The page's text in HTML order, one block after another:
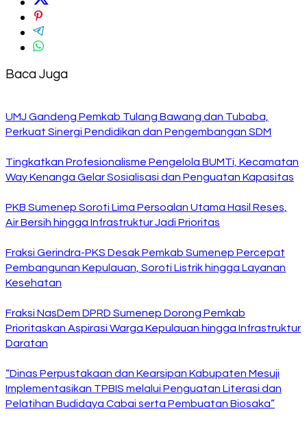
Baca Juga
UMJ Gandeng Pemkab Tulang Bawang dan Tubaba,
Perkuat Sinergi Pendidikan dan Pengembangan SDM
Tingkatkan Profesionalisme Pengelola BUMTi, Kecamatan
Way Kenanga Gelar Sosialisasi dan Penguatan Kapasitas
PKB Sumenep Soroti Lima Persoalan Utama Hasil Reses,
Air Bersih hingga Infrastruktur Jadi Prioritas
Fraksi Gerindra-PKS Desak Pemkab Sumenep Percepat
Pembangunan Kepulauan, Soroti Listrik hingga Layanan
Kesehatan
Fraksi NasDem DPRD Sumenep Dorong Pemkab
Prioritaskan Aspirasi Warga Kepulauan hingga Infrastruktur
Daratan
“Dinas Perpustakaan dan Kearsipan Kabupaten Mesuji
Implementasikan TPBIS melalui Penguatan Literasi dan
Pelatihan Budidaya Cabai serta Pembuatan Biosaka”